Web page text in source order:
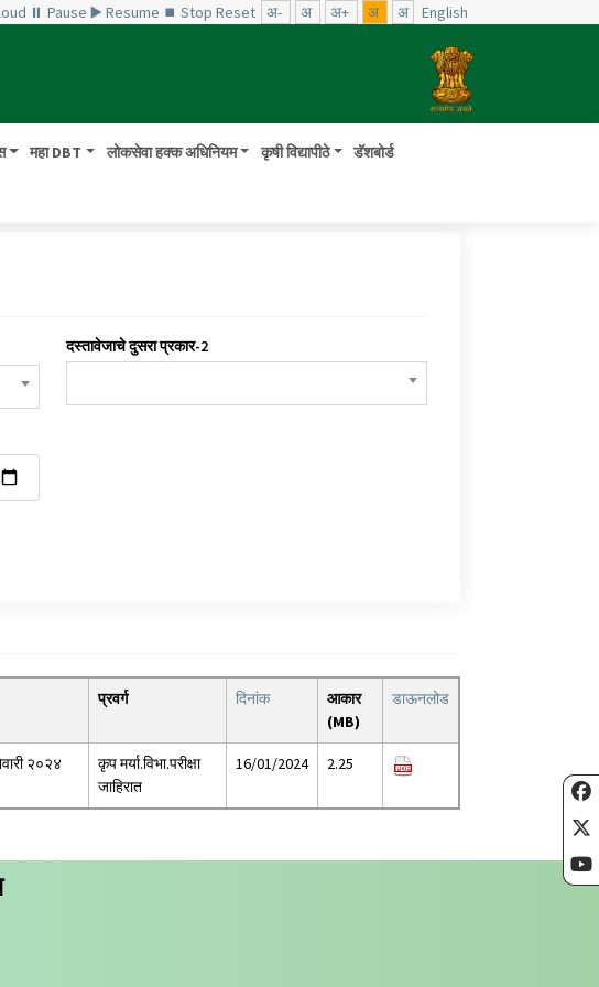
⏸ Pause ▶️ Resume ⏹ Stop Reset अ- अ अ+ अ अ English
महा DBT लोकसेवा हक्क अधिनियम कृषी विद्यापीठे डॅशबोर्ड
दस्तावेजाचे दुसरा प्रकार-2
प्रवर्ग दिनांक
आकार
(MB)
डाऊनलोड
२०२४
कृप मर्या.विभा.परीक्षा
जाहिरात
16/01/2024 2.25